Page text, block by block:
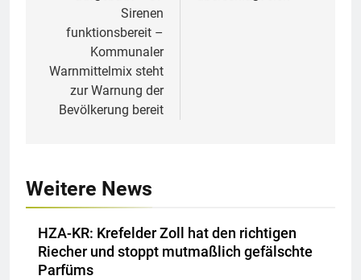
Sirenen
funktionsbereit –
Kommunaler
Warnmittelmix steht
zur Warnung der
Bevölkerung bereit
Weitere News
HZA-KR: Krefelder Zoll hat den richtigen
Riecher und stoppt mutmaßlich gefälschte
Parfüms